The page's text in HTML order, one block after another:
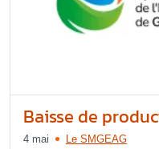
Baisse de
4 mai Le SMGEAG